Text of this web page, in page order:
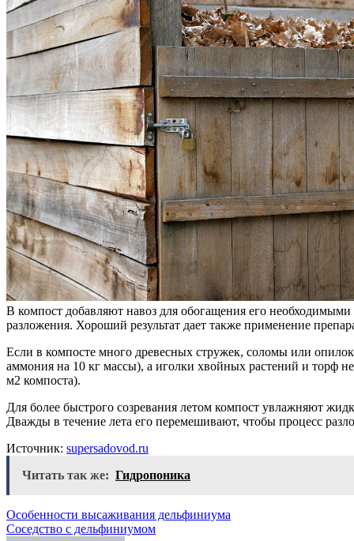
В компост добавляют навоз для обогащения его
разложения. Хороший результат дает также применение
Если в компосте много древесных стружек, соломы или
аммония на 10 кг массы), а иголки хвойных растений и торф
м2 компоста).
Для более быстрого созревания летом компост увлажняют
Дважды в течение лета его перемешивают, чтобы процесс
Источник: supersadovod.ru
Читать так же: Гидропоника
Навигация
Особенности высаживания дельфиниума
Соседство с дельфиниумом